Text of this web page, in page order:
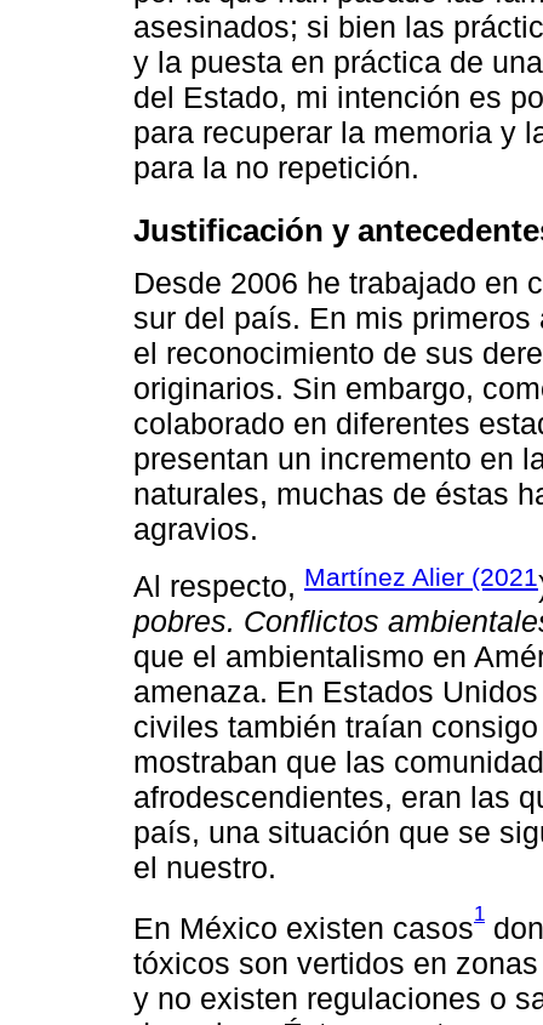
asesinados; si bien las
y la puesta en práctica de
del Estado, mi intención es
para recuperar la memoria y
para la no repetición.
Justificación y
Desde 2006 he trabajado en
sur del país. En mis
el reconocimiento de sus
originarios. Sin embargo,
colaborado en diferentes
presentan un incremento en
naturales, muchas de éstas
agravios.
Al respecto, Martínez Alier (2021
pobres. Conflictos
que el ambientalismo en
amenaza. En Estados
civiles también traían
mostraban que las
afrodescendientes, eran las
país, una situación que se
el nuestro.
En México existen casos1
tóxicos son vertidos en
y no existen regulaciones o